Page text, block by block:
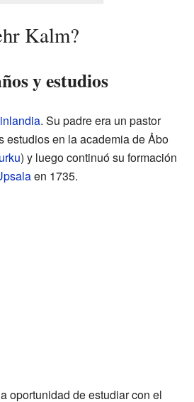
Kalm?
y estudios
. Su padre era un pastor
estudios en la academia de Åbo
) y luego continuó su formación
en 1735.
oportunidad de estudiar con el